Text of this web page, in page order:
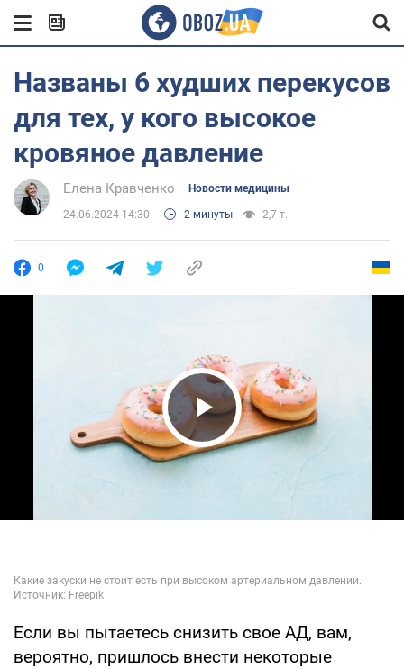
Названы 6 худших перекусов
для тех, у кого высокое
кровяное давление
Елена Кравченко Новости медицины
24.06.2024 14:30 2 минуты 2,7 т.
0
Play Video
Если вы пытаетесь снизить свое АД, вам,
вероятно, пришлось внести некоторые